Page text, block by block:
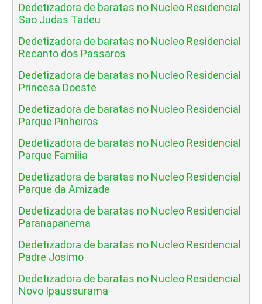
Dedetizadora de baratas no Nucleo Residencial
Sao Judas Tadeu
Dedetizadora de baratas no Nucleo Residencial
Recanto dos Passaros
Dedetizadora de baratas no Nucleo Residencial
Princesa Doeste
Dedetizadora de baratas no Nucleo Residencial
Parque Pinheiros
Dedetizadora de baratas no Nucleo Residencial
Parque Familia
Dedetizadora de baratas no Nucleo Residencial
Parque da Amizade
Dedetizadora de baratas no Nucleo Residencial
Paranapanema
Dedetizadora de baratas no Nucleo Residencial
Padre Josimo
Dedetizadora de baratas no Nucleo Residencial
Novo Ipaussurama